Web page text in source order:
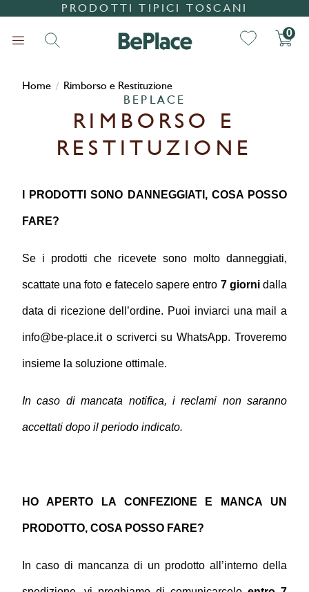
PRODOTTI TIPICI TOSCANI
0
Home / Rimborso e Restituzione
BEPLACE
RIMBORSO E
RESTITUZIONE
I PRODOTTI SONO DANNEGGIATI, COSA POSSO
FARE?
Se i prodotti che ricevete sono molto danneggiati,
scattate una foto e fatecelo sapere entro 7 giorni dalla
data di ricezione dell’ordine. Puoi inviarci una mail a
info@be-place.it o scriverci su WhatsApp. Troveremo
insieme la soluzione ottimale.
In caso di mancata notifica, i reclami non saranno
accettati dopo il periodo indicato.
HO APERTO LA CONFEZIONE E MANCA UN
PRODOTTO, COSA POSSO FARE?
In caso di mancanza di un prodotto all’interno della